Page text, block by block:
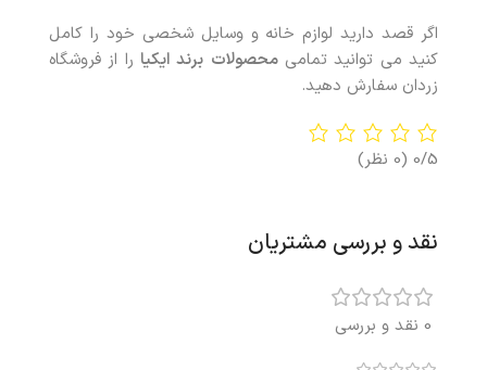
اگر قصد دارید لوازم خانه و وسایل شخصی خود را کامل
کنید می توانید تمامیمحصولات برند ایکیا را از فروشگاه
زردان سفارش دهید.
0/5 (0 نظر)
نقد و بررسی مشتریان
0 نقد و بررسی